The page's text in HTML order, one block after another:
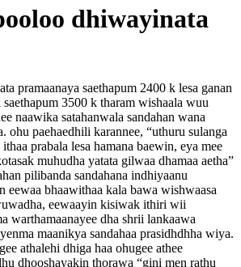
dhiwayinata
pramaanaya saethapum 2400 k lesa ganan
saethapum 3500 k tharam wishaala wuu
naawika satahanwala sandahan wana
ohu paehaedhili karannee, “uthuru sulanga
prabala lesa hamana baewin, eya mee
muhudha yatata gilwaa dhamaa aetha”
pilibanda sandahana indhiyaanu
eewaa bhaawithaa kala bawa wishwaasa
eewaayin kisiwak ithiri wii
warthamaanayee dha shrii lankaawa
maanikya sandahaa prasidhdhha wiya.
athalehi dhiga haa ohugee athee
dhooshayakin thorawa “gini men rathu